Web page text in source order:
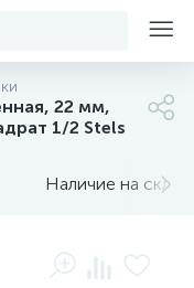
22 мм,
1/2 Stels
Наличие на